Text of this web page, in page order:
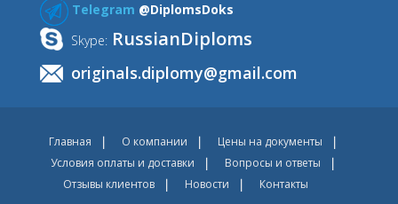
Telegram @DiplomsDoks
Skype: RussianDiploms
originals.diplomy@gmail.com
Главная О компании
Цены на документы
Условия оплаты и доставки
Вопросы и ответы
Отзывы клиентов
Новости Контакты